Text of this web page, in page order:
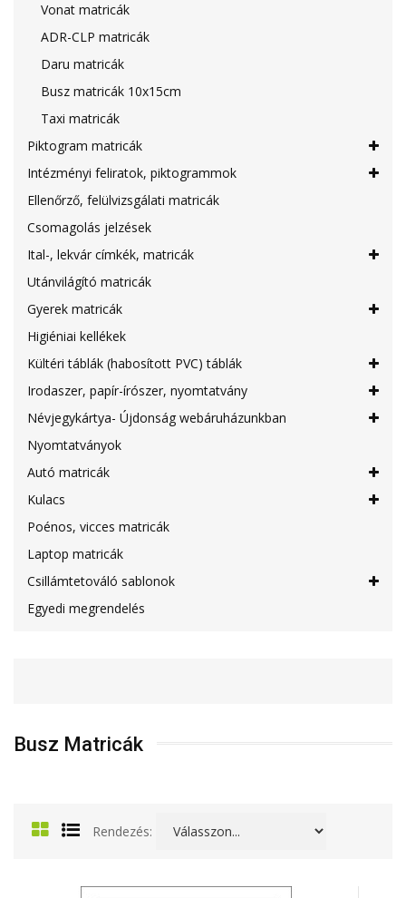
Vonat matricák
ADR-CLP matricák
Daru matricák
Busz matricák 10x15cm
Taxi matricák
Piktogram matricák
Intézményi feliratok, piktogrammok
Ellenőrző, felülvizsgálati matricák
Csomagolás jelzések
Ital-, lekvár címkék, matricák
Utánvilágító matricák
Gyerek matricák
Higiéniai kellékek
Kültéri táblák (habosított PVC) táblák
Irodaszer, papír-írószer, nyomtatvány
Névjegykártya- Újdonság webáruházunkban
Nyomtatványok
Autó matricák
Kulacs
Poénos, vicces matricák
Laptop matricák
Csillámtetováló sablonok
Egyedi megrendelés
Busz Matricák
Rendezés: